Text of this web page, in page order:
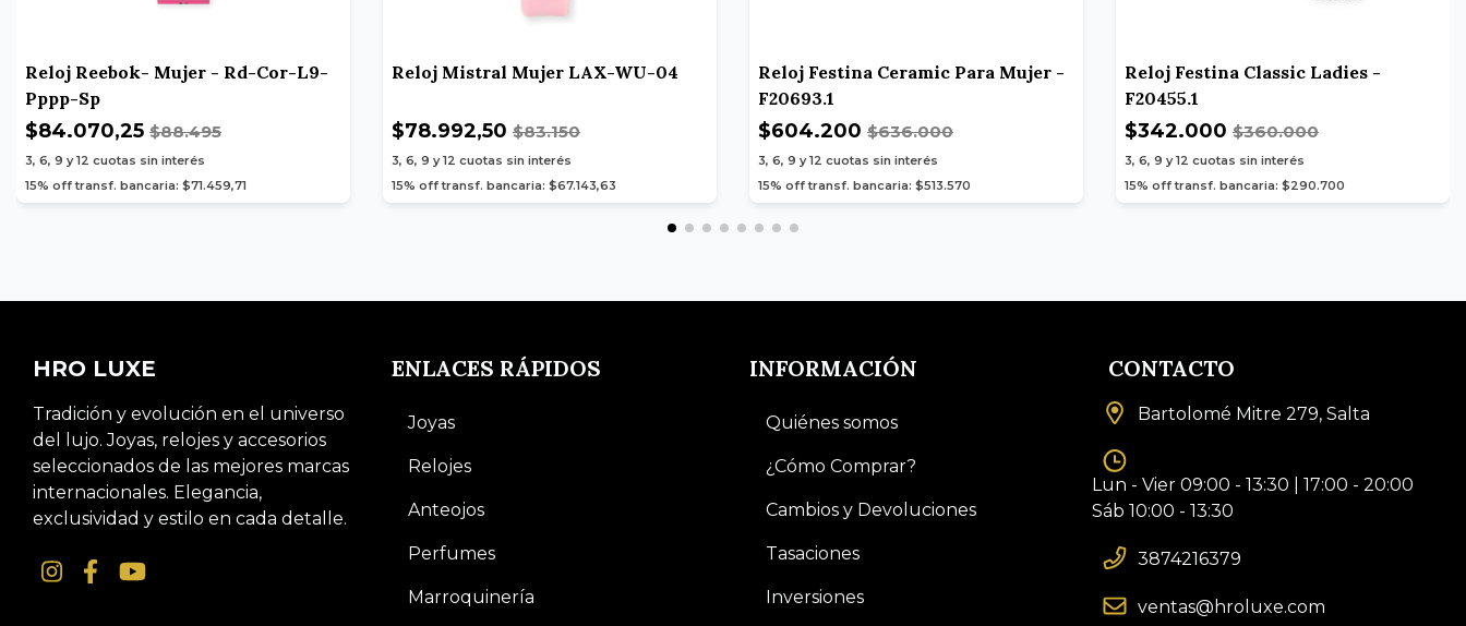
Reloj Reebok- Mujer - Rd-Cor-L9-
Pppp-Sp
$84.070,25 $88.495
3, 6, 9 y 12 cuotas sin interés
15% off transf. bancaria: $71.459,71
Reloj Mistral Mujer LAX-WU-04
$78.992,50 $83.150
3, 6, 9 y 12 cuotas sin interés
15% off transf. bancaria: $67.143,63
Reloj Festina Ceramic Para Mujer -
F20693.1
$604.200 $636.000
3, 6, 9 y 12 cuotas sin interés
15% off transf. bancaria: $513.570
Reloj Festina Classic Ladies -
F20455.1
$342.000 $360.000
3, 6, 9 y 12 cuotas sin interés
15% off transf. bancaria: $290.700
HRO LUXE
Tradición y evolución en el universo
del lujo. Joyas, relojes y accesorios
seleccionados de las mejores marcas
internacionales. Elegancia,
exclusividad y estilo en cada detalle.
ENLACES RÁPIDOS
Joyas
Relojes
Anteojos
Perfumes
Marroquinería
INFORMACIÓN
Quiénes somos
¿Cómo Comprar?
Cambios y Devoluciones
Tasaciones
Inversiones
CONTACTO
Bartolomé Mitre 279, Salta
Lun - Vier 09:00 - 13:30 | 17:00 - 20:00
Sáb 10:00 - 13:30
3874216379
ventas@hroluxe.com